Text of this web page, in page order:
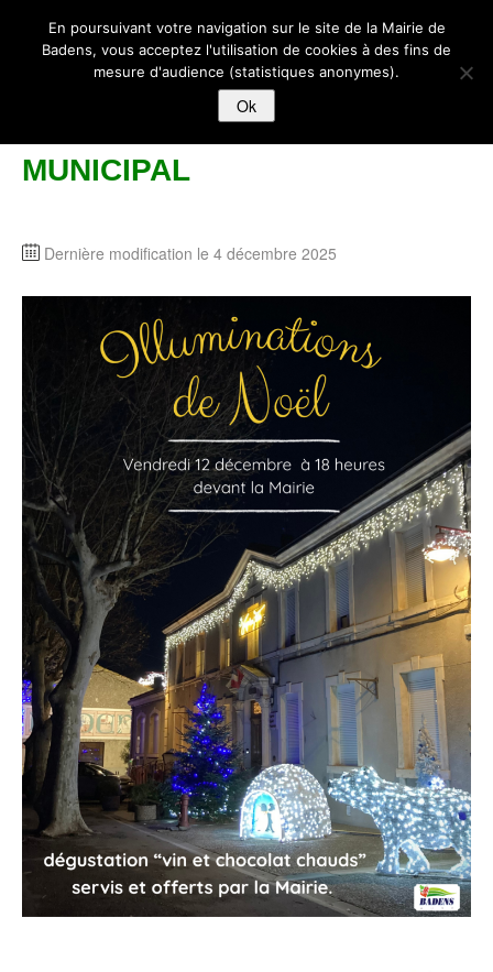
BADENS
ECOLE-ENFANCE-JEUNESSE
HiISTOIRE ET PATRIMOINE
ACTUALITES
CONTACT
STE-EULALIE 2025 AU FOYER
MUNICIPAL
Dernière modification le 4 décembre 2025
En poursuivant votre navigation sur le site de la Mairie de
Badens, vous acceptez l'utilisation de cookies à des fins de
mesure d'audience (statistiques anonymes).
Ok